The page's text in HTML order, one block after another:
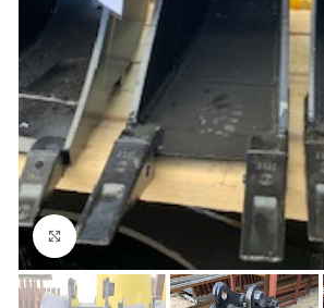
Click to enlarge